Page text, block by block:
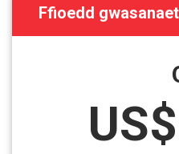
Ffioedd